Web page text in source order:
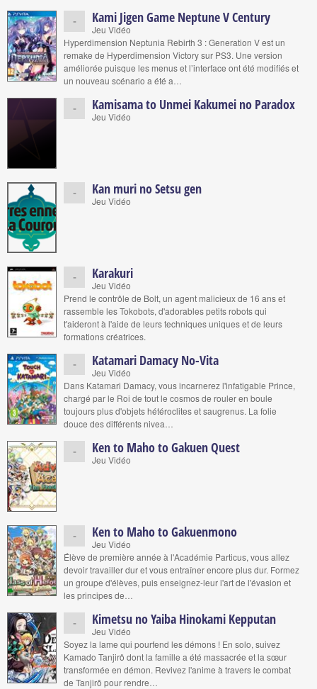
- Kami Jigen Game Neptune V Century
Jeu Vidéo
Hyperdimension Neptunia Rebirth 3 : Generation V est un
remake de Hyperdimension Victory sur PS3. Une version
améliorée puisque les menus et l’interface ont été modifiés et
un nouveau scénario a été a…
- Kamisama to Unmei Kakumei no Paradox
Jeu Vidéo
- Kan muri no Setsu gen
Jeu Vidéo
- Karakuri
Jeu Vidéo
Prend le contrôle de Bolt, un agent malicieux de 16 ans et
rassemble les Tokobots, d'adorables petits robots qui
t'aideront à l'aide de leurs techniques uniques et de leurs
formations créatrices.
- Katamari Damacy No-Vita
Jeu Vidéo
Dans Katamari Damacy, vous incarnerez l'infatigable Prince,
chargé par le Roi de tout le cosmos de rouler en boule
toujours plus d'objets hétéroclites et saugrenus. La folie
douce des différents nivea…
- Ken to Maho to Gakuen Quest
Jeu Vidéo
- Ken to Maho to Gakuenmono
Jeu Vidéo
Élève de première année à l'Académie Particus, vous allez
devoir travailler dur et vous entraîner encore plus dur. Formez
un groupe d'élèves, puis enseignez-leur l'art de l'évasion et
les principes de…
- Kimetsu no Yaiba Hinokami Kepputan
Jeu Vidéo
Soyez la lame qui pourfend les démons ! En solo, suivez
Kamado Tanjirô dont la famille a été massacrée et la sœur
transformée en démon. Revivez l'anime à travers le combat
de Tanjirô pour rendre…